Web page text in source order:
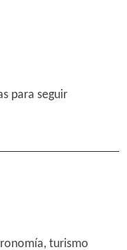
para seguir
turismo